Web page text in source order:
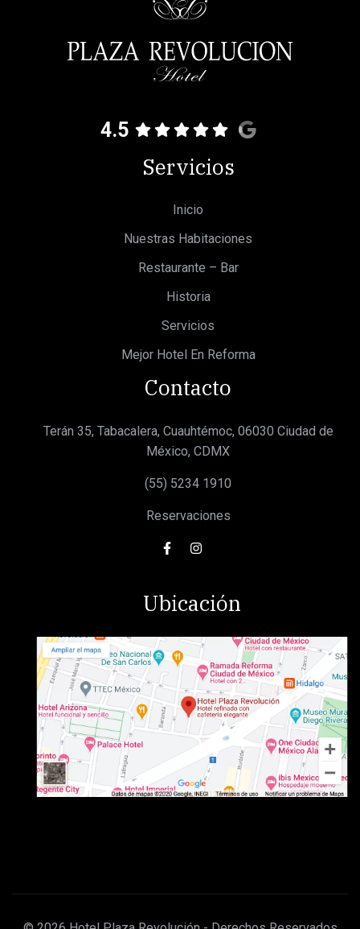
4.5
Servicios
Inicio
Nuestras Habitaciones
Restaurante – Bar
Historia
Servicios
Mejor Hotel En Reforma
Contacto
Terán 35, Tabacalera, Cuauhtémoc, 06030 Ciudad de
México, CDMX
(55) 5234 1910
Reservaciones
Ubicación